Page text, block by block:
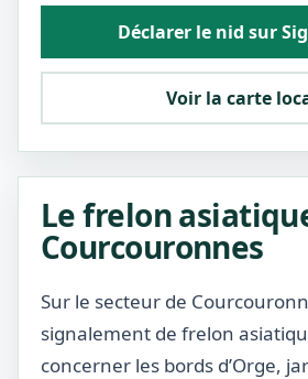
Déclarer le nid sur
Voir la carte
Le frelon
Courcouronnes
Sur le secteur de
signalement de frelon
concerner les bords d’Orge,